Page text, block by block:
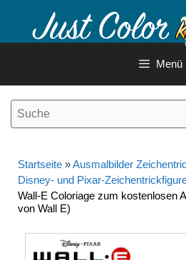
Inhalt
Menü
Startseite »Ausmalbilder
Disney- und Pixar-
Wall-E Coloriage zum kostenlosen
von Wall E)